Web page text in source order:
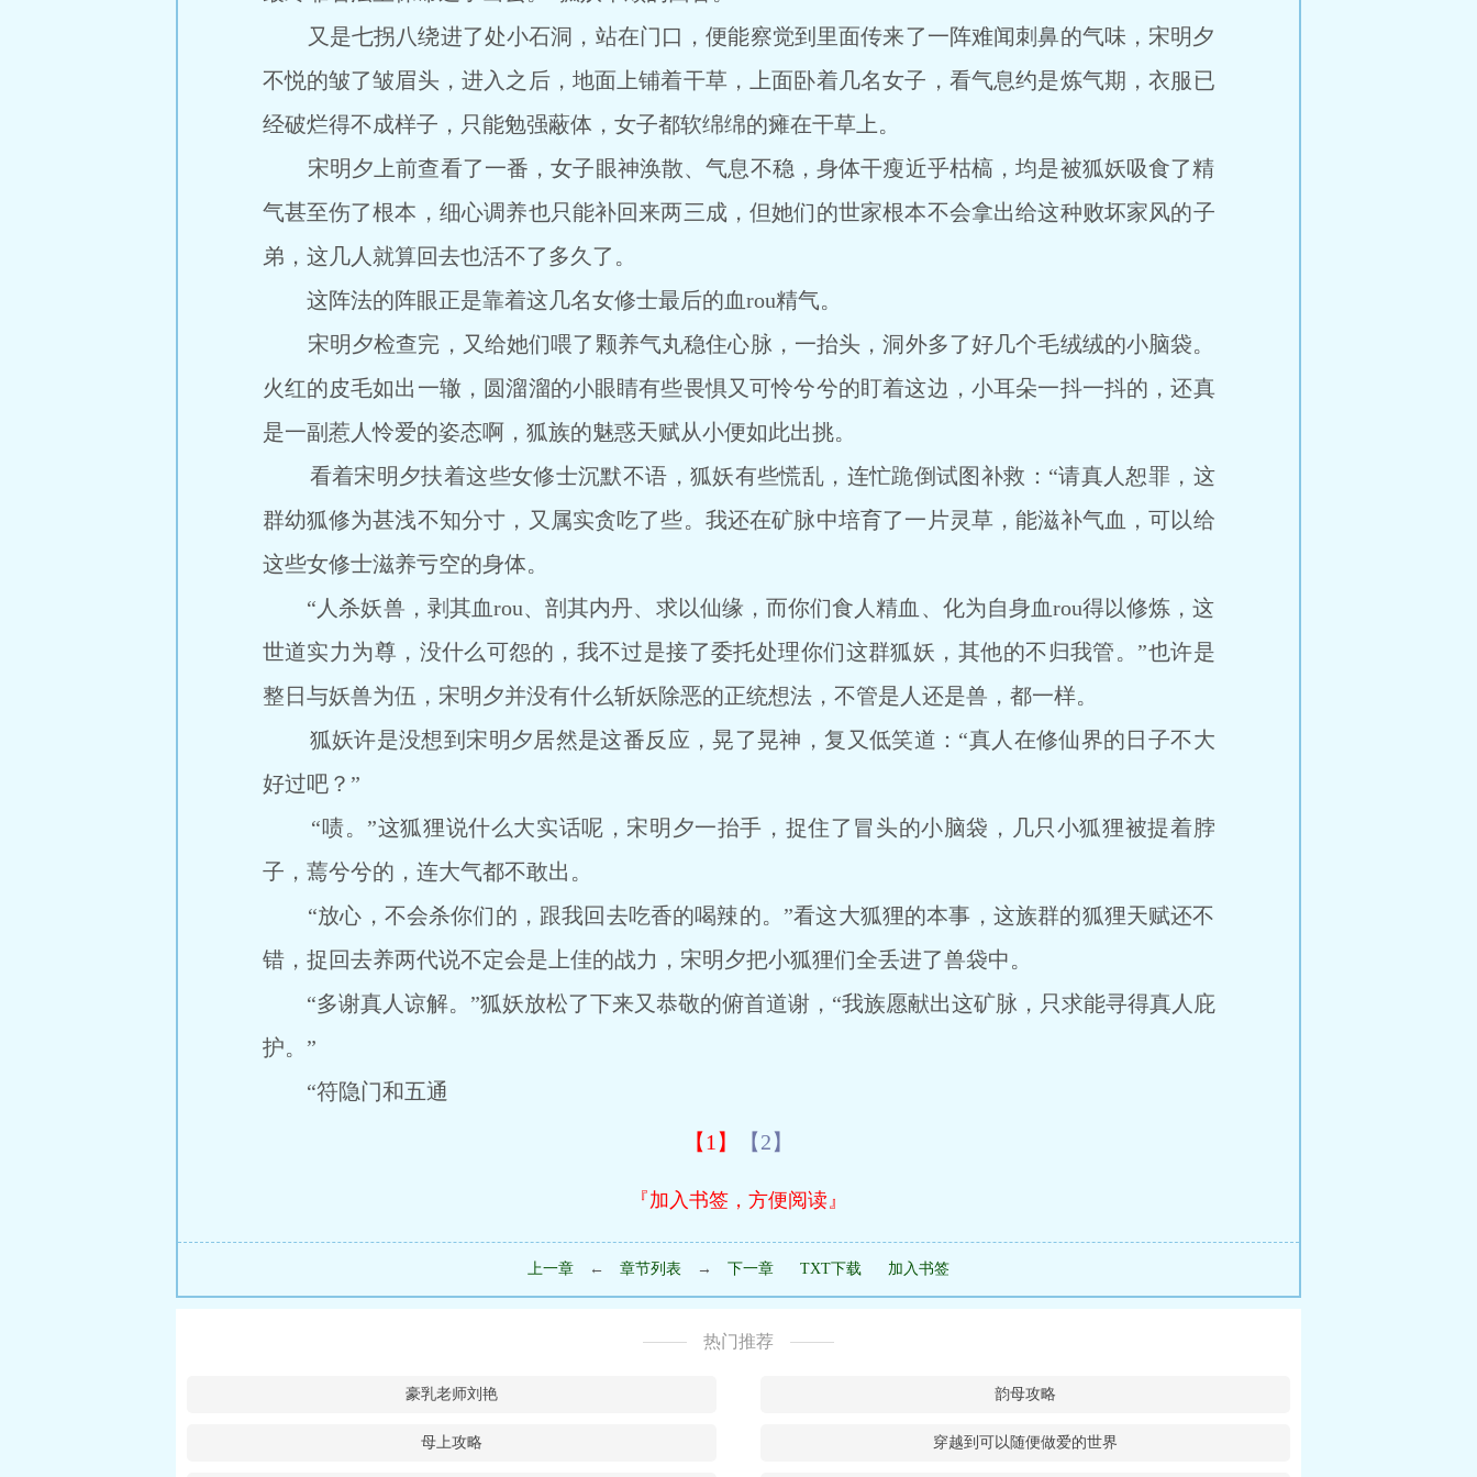
又是七拐八绕进了处小石洞，站在门口，便能察觉到里面传来了一阵难闻刺鼻的气味，宋明夕
不悦的皱了皱眉头，进入之后，地面上铺着干草，上面卧着几名女子，看气息约是炼气期，衣服已
经破烂得不成样子，只能勉强蔽体，女子都软绵绵的瘫在干草上。
宋明夕上前查看了一番，女子眼神涣散、气息不稳，身体干瘦近乎枯槁，均是被狐妖吸食了精
气甚至伤了根本，细心调养也只能补回来两三成，但她们的世家根本不会拿出给这种败坏家风的子
弟，这几人就算回去也活不了多久了。
这阵法的阵眼正是靠着这几名女修士最后的血rou精气。
宋明夕检查完，又给她们喂了颗养气丸稳住心脉，一抬头，洞外多了好几个毛绒绒的小脑袋。
火红的皮毛如出一辙，圆溜溜的小眼睛有些畏惧又可怜兮兮的盯着这边，小耳朵一抖一抖的，还真
是一副惹人怜爱的姿态啊，狐族的魅惑天赋从小便如此出挑。
看着宋明夕扶着这些女修士沉默不语，狐妖有些慌乱，连忙跪倒试图补救：“请真人恕罪，这
群幼狐修为甚浅不知分寸，又属实贪吃了些。我还在矿脉中培育了一片灵草，能滋补气血，可以给
这些女修士滋养亏空的身体。
“人杀妖兽，剥其血rou、剖其内丹、求以仙缘，而你们食人精血、化为自身血rou得以修炼，这
世道实力为尊，没什么可怨的，我不过是接了委托处理你们这群狐妖，其他的不归我管。”也许是
整日与妖兽为伍，宋明夕并没有什么斩妖除恶的正统想法，不管是人还是兽，都一样。
狐妖许是没想到宋明夕居然是这番反应，晃了晃神，复又低笑道：“真人在修仙界的日子不大
好过吧？”
“啧。”这狐狸说什么大实话呢，宋明夕一抬手，捉住了冒头的小脑袋，几只小狐狸被提着脖
子，蔫兮兮的，连大气都不敢出。
“放心，不会杀你们的，跟我回去吃香的喝辣的。”看这大狐狸的本事，这族群的狐狸天赋还不
错，捉回去养两代说不定会是上佳的战力，宋明夕把小狐狸们全丢进了兽袋中。
“多谢真人谅解。”狐妖放松了下来又恭敬的俯首道谢，“我族愿献出这矿脉，只求能寻得真人庇
护。”
“符隐门和五通
【1】 【2】
『加入书签，方便阅读』
上一章 ← 章节列表 → 下一章 TXT下载 加入书签
热门推荐
豪乳老师刘艳 韵母攻略
母上攻略 穿越到可以随便做爱的世界